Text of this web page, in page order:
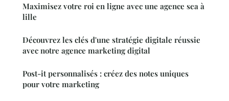
Maximisez votre roi en ligne avec une agence sea à
lille
Découvrez les clés d'une stratégie digitale réussie
avec notre agence marketing digital
Post-it personnalisés : créez des notes uniques
pour votre marketing